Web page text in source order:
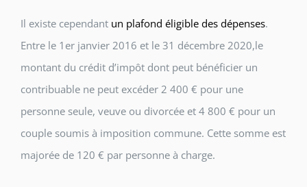
Il existe cependant un plafond éligible des dépenses.
Entre le 1er janvier 2016 et le 31 décembre 2020,le
montant du crédit d’impôt dont peut bénéficier un
contribuable ne peut excéder 2 400 € pour une
personne seule, veuve ou divorcée et 4 800 € pour un
couple soumis à imposition commune. Cette somme est
majorée de 120 € par personne à charge.